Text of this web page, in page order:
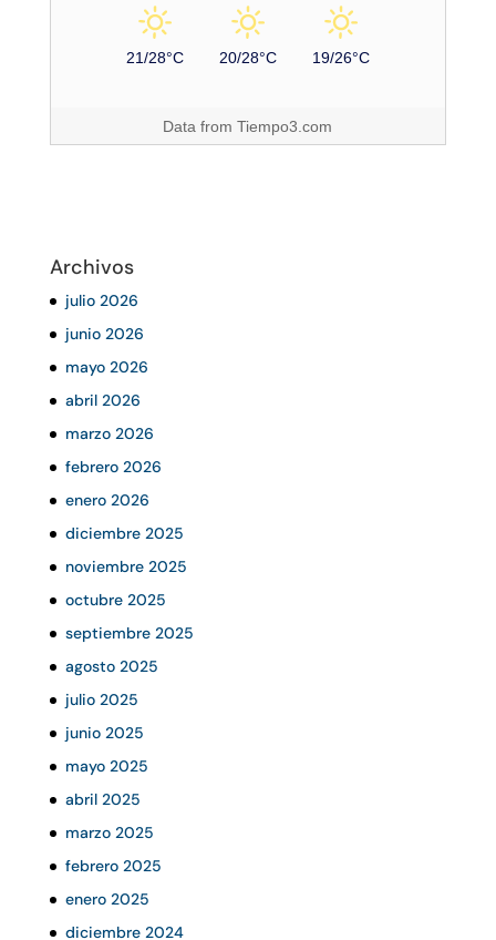
21/28°C 20/28°C 19/26°C
Data fromTiempo3.com
Archivos
julio 2026
junio 2026
mayo 2026
abril 2026
marzo 2026
febrero 2026
enero 2026
diciembre 2025
noviembre 2025
octubre 2025
septiembre 2025
agosto 2025
julio 2025
junio 2025
mayo 2025
abril 2025
marzo 2025
febrero 2025
enero 2025
diciembre 2024